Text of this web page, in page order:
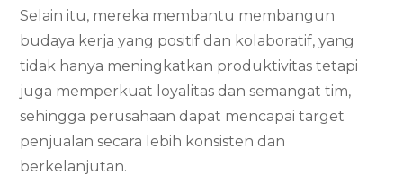
Selain itu, mereka membantu membangun
budaya kerja yang positif dan kolaboratif, yang
tidak hanya meningkatkan produktivitas tetapi
juga memperkuat loyalitas dan semangat tim,
sehingga perusahaan dapat mencapai target
penjualan secara lebih konsisten dan
berkelanjutan.